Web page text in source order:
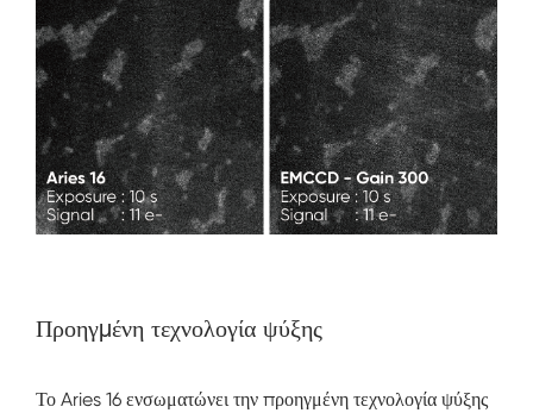
Προηγμένη τεχνολογία ψύξης
Το Aries 16 ενσωματώνει την προηγμένη τεχνολογία ψύξης